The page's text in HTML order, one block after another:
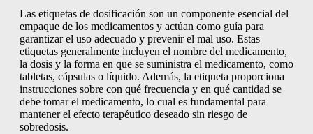
Las etiquetas de dosificación son un componente esencial del
empaque de los medicamentos y actúan como guía para
garantizar el uso adecuado y prevenir el mal uso. Estas
etiquetas generalmente incluyen el nombre del medicamento,
la dosis y la forma en que se suministra el medicamento, como
tabletas, cápsulas o líquido. Además, la etiqueta proporciona
instrucciones sobre con qué frecuencia y en qué cantidad se
debe tomar el medicamento, lo cual es fundamental para
mantener el efecto terapéutico deseado sin riesgo de
sobredosis.